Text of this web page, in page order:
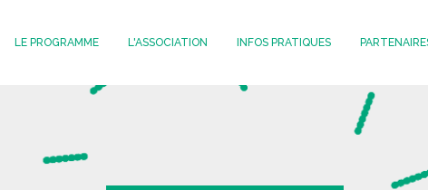
LOVE
TRANSMEDIA
LE PROGRAMME L'ASSOCIATION INFOS PRATIQUES